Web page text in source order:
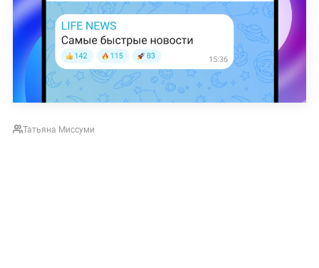
Татьяна Миссуми